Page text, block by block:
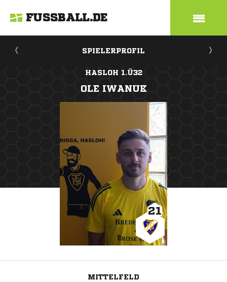
FUSSBALL.DE
SPIELERPROFIL
HASLOH 1.Ü32
OLE IWANUK
21
MITTELFELD